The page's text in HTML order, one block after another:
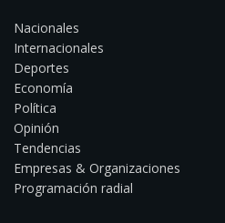
Nacionales
Internacionales
Deportes
Economía
Política
Opinión
Tendencias
Empresas & Organizaciones
Programación radial